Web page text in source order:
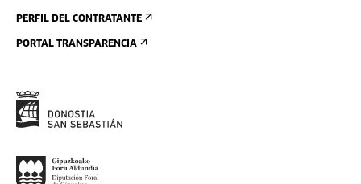
PERFIL DEL CONTRATANTE
PORTAL TRANSPARENCIA